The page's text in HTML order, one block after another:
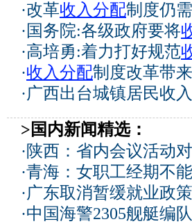
·改革收入分配制度仍
· 国务院:各级政府要将
·高培勇:着力打好规范
·收入分配制度改革带
·广西出台城镇居民收
>国内新闻精选：
· 陕西：省内会议活动
·青海：女职工经期不
·广东取消暂缓就业政
·中国海警2305舰艇编